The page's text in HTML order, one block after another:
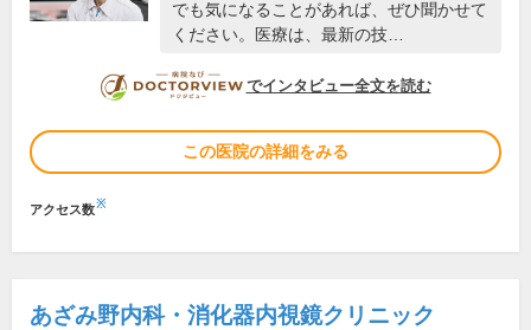
でも気になることがあれば、ぜひ聞かせて
ください。医療は、最新の技…
DOCTORVIEW
でインタビュー全文を読む
この医院の詳細をみる
アクセス数※
あざみ野内科・消化器内視鏡クリニック